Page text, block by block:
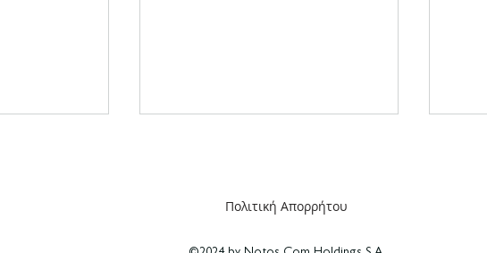
Πολιτική Απορρήτου